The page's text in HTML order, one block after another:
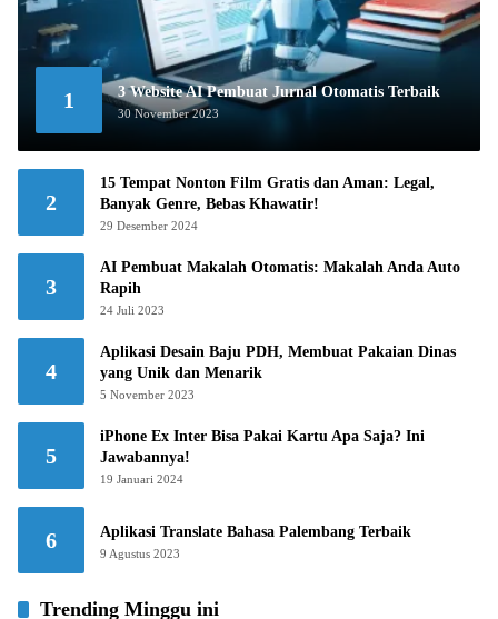
1 3 Website AI Pembuat Jurnal Otomatis Terbaik
30 November 2023
2
15 Tempat Nonton Film Gratis dan Aman: Legal,
Banyak Genre, Bebas Khawatir!
29 Desember 2024
3
AI Pembuat Makalah Otomatis: Makalah Anda Auto
Rapih
24 Juli 2023
4
Aplikasi Desain Baju PDH, Membuat Pakaian Dinas
yang Unik dan Menarik
5 November 2023
5
iPhone Ex Inter Bisa Pakai Kartu Apa Saja? Ini
Jawabannya!
19 Januari 2024
6 Aplikasi Translate Bahasa Palembang Terbaik
9 Agustus 2023
Trending Minggu ini